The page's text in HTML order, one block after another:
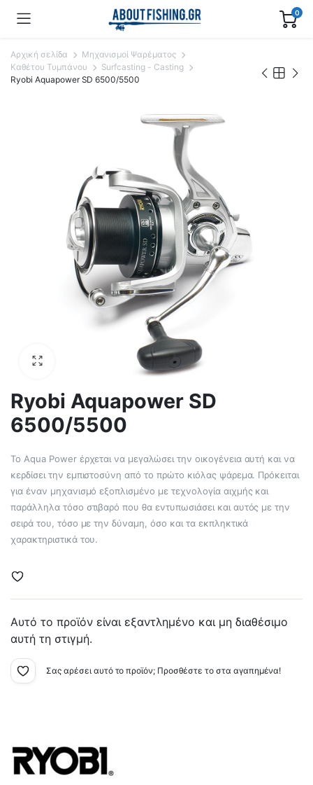
0
Αρχική σελίδα
Μηχανισμοί Ψαρέματος
Καθέτου Τυμπάνου
Surfcasting - Casting
Ryobi Aquapower SD 6500/5500
Ryobi Aquapower SD
6500/5500
Το Aqua Power έρχεται να μεγαλώσει την οικογένεια αυτή και να
κερδίσει την εμπιστοσύνη από το πρώτο κιόλας ψάρεμα. Πρόκειται
για έναν μηχανισμό εξοπλισμένο με τεχνολογία αιχμής και
παράλληλα τόσο στιβαρό που θα εντυπωσιάσει και αυτός με την
σειρά του, τόσο με την δύναμη, όσο και τα εκπληκτικά
χαρακτηριστικά του.
Αυτό το προϊόν είναι εξαντλημένο και μη διαθέσιμο
αυτή τη στιγμή.
Σας αρέσει αυτό το προϊόν; Προσθέστε το στα αγαπημένα!